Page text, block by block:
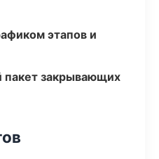
этапов и
пакет закрывающих